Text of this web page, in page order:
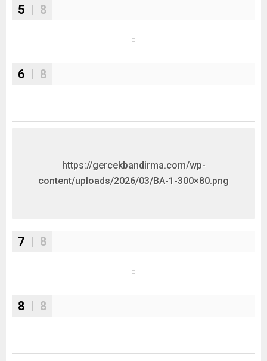
5 | 8
6 | 8
https://gercekbandirma.com/wp-
content/uploads/2026/03/BA-1-300×80.png
7 | 8
8 | 8